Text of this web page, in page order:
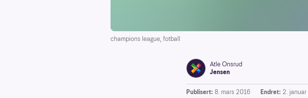
champions league, fotball
Atle Onsrud
Jensen
Publisert: 8. mars 2016 Endret: 2.